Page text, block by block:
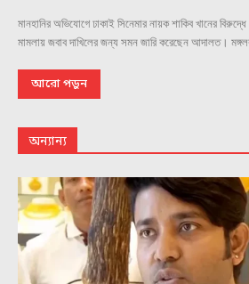
মানহানির অভিযোগে ঢাকাই সিনেমার নায়ক শাকিব খানের
মামলায় জবাব দাখিলের জন্য সমন জারি করেছেন আদালত।
আরো পড়ুন
অন্যান্য